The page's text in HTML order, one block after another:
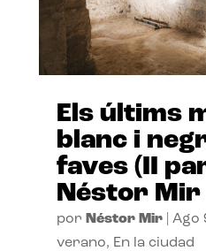
Els últims
blanc i
faves (II
Néstor Mir
por Néstor Mir| Ago
verano, En la ciudad